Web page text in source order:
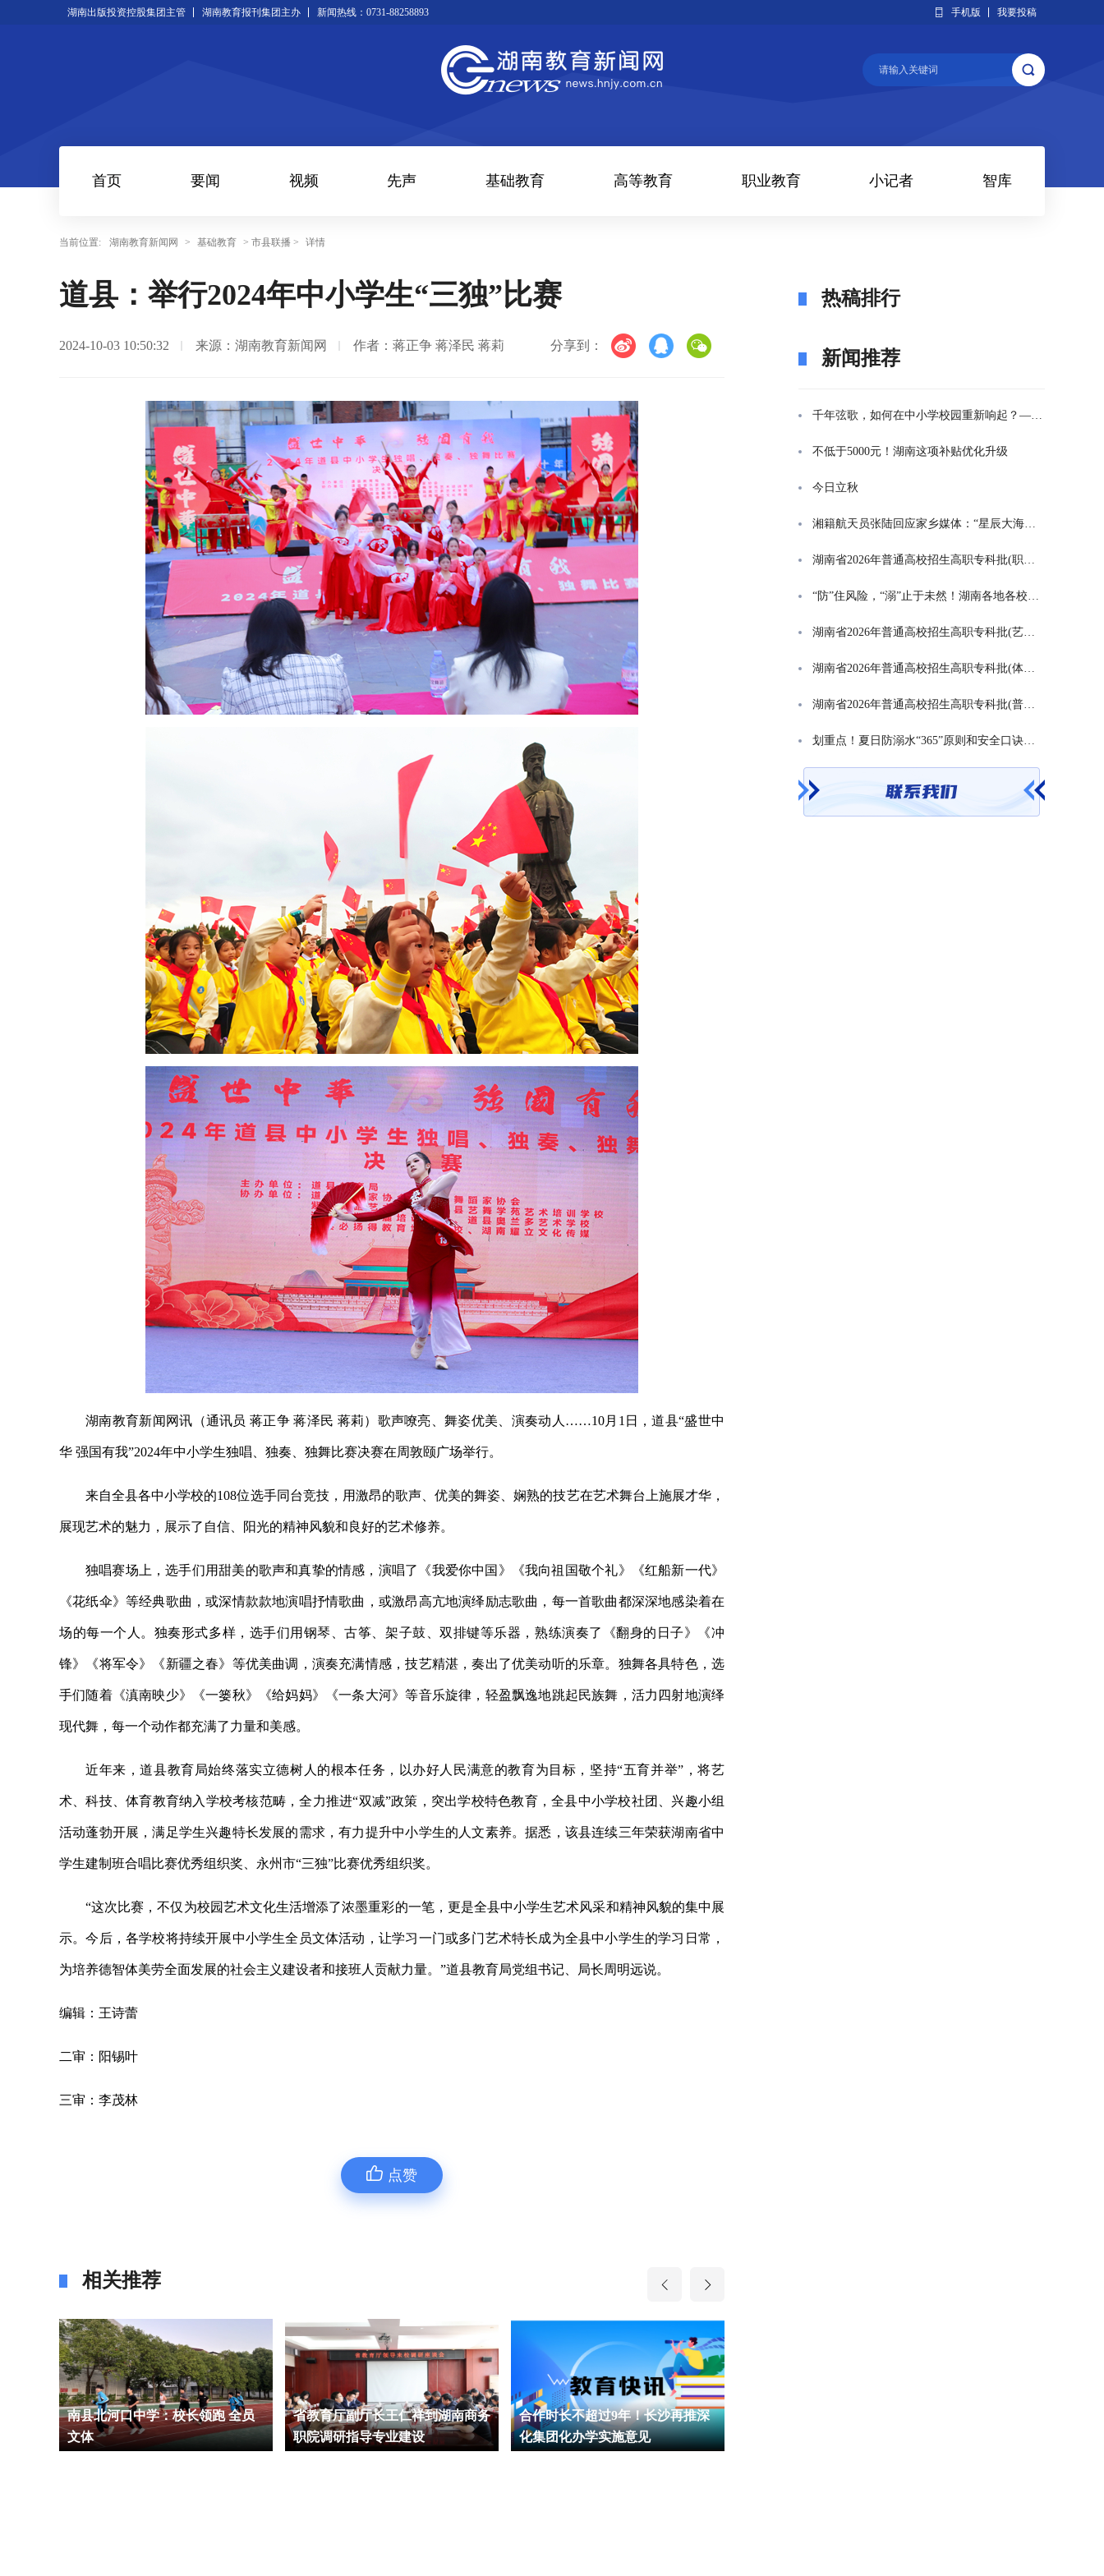
湖南出版投资控股集团主管 湖南教育报刊集团主办 新闻热线：0731-88258893 手机版 我要投稿
首页 要闻 视频 先声 基础教育 高等教育 职业教育 小记者 智库
当前位置: 湖南教育新闻网 > 基础教育 > 市县联播 > 详情
道县：举行2024年中小学生“三独”比赛
2024-10-03 10:50:32 来源：湖南教育新闻网 作者：蒋正争 蒋泽民 蒋莉 分享到：
湖南教育新闻网讯（通讯员 蒋正争 蒋泽民 蒋莉）歌声嘹亮、舞姿优美、演奏动人……10月1日，道县“盛世中
华 强国有我”2024年中小学生独唱、独奏、独舞比赛决赛在周敦颐广场举行。
来自全县各中小学校的108位选手同台竞技，用激昂的歌声、优美的舞姿、娴熟的技艺在艺术舞台上施展才华，
展现艺术的魅力，展示了自信、阳光的精神风貌和良好的艺术修养。
独唱赛场上，选手们用甜美的歌声和真挚的情感，演唱了《我爱你中国》《我向祖国敬个礼》《红船新一代》
《花纸伞》等经典歌曲，或深情款款地演唱抒情歌曲，或激昂高亢地演绎励志歌曲，每一首歌曲都深深地感染着在
场的每一个人。独奏形式多样，选手们用钢琴、古筝、架子鼓、双排键等乐器，熟练演奏了《翻身的日子》《冲
锋》《将军令》《新疆之春》等优美曲调，演奏充满情感，技艺精湛，奏出了优美动听的乐章。独舞各具特色，选
手们随着《滇南映少》《一篓秋》《给妈妈》《一条大河》等音乐旋律，轻盈飘逸地跳起民族舞，活力四射地演绎
现代舞，每一个动作都充满了力量和美感。
近年来，道县教育局始终落实立德树人的根本任务，以办好人民满意的教育为目标，坚持“五育并举”，将艺
术、科技、体育教育纳入学校考核范畴，全力推进“双减”政策，突出学校特色教育，全县中小学校社团、兴趣小组
活动蓬勃开展，满足学生兴趣特长发展的需求，有力提升中小学生的人文素养。据悉，该县连续三年荣获湖南省中
学生建制班合唱比赛优秀组织奖、永州市“三独”比赛优秀组织奖。
“这次比赛，不仅为校园艺术文化生活增添了浓墨重彩的一笔，更是全县中小学生艺术风采和精神风貌的集中展
示。今后，各学校将持续开展中小学生全员文体活动，让学习一门或多门艺术特长成为全县中小学生的学习日常，
为培养德智体美劳全面发展的社会主义建设者和接班人贡献力量。”道县教育局党组书记、局长周明远说。
编辑：王诗蕾
二审：阳锡叶
三审：李茂林
点赞
相关推荐
南县北河口中学：校长领跑 全员
文体
省教育厅副厅长王仁祥到湖南商务
职院调研指导专业建设
合作时长不超过9年！长沙再推深
化集团化办学实施意见
热稿排行
新闻推荐
千年弦歌，如何在中小学校园重新响起？——湖南首届中小学书院制建设研讨会观察
不低于5000元！湖南这项补贴优化升级
今日立秋
湘籍航天员张陆回应家乡媒体：“星辰大海是一群人的长征”
湖南省2026年普通高校招生高职专科批(职高对口类)第一次投档分数线
“防”住风险，“溺”止于未然！湖南各地各校打响防溺水“保卫战”
湖南省2026年普通高校招生高职专科批(艺术类)第一次投档分数线
湖南省2026年普通高校招生高职专科批(体育类)第一次投档分数线
湖南省2026年普通高校招生高职专科批(普通类)第一次投档分数线
划重点！夏日防溺水“365”原则和安全口诀一起学